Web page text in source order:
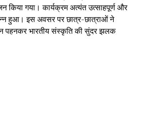
किया गया। कार्यक्रम अत्यंत उत्साहपूर्ण और
हुआ। इस अवसर पर छात्र-छात्राओं ने
पहनकर भारतीय संस्कृति की सुंदर झलक